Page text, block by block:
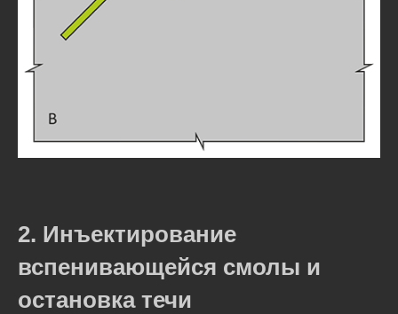
2. Инъектирование
вспенивающейся смолы и
остановка течи